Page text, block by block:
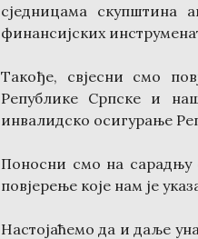
сједницама скупштина
финансијских
Такође, свјесни смо
Републике Српске и
инвалидско осигурање
Поносни смо на
повјерење које нам је
Настојаћемо да и даље